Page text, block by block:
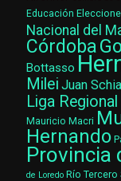
Educación
Nacional del
Córdoba
Bottasso
Milei Juan
Liga
Mauricio Macri
Hernando
Provincia
de Loredo Río Tercero